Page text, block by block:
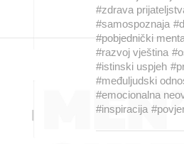
#zdrava
#samospoznaja
#pobjednički
#razvoj vještina
#istinski uspjeh
#međuljudski
#emocionalna
#inspiracija